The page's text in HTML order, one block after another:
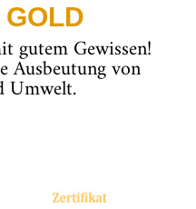
GOLD
gutem Gewissen!
Ausbeutung von
Umwelt.